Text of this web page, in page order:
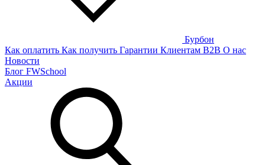
Бурбон
Как оплатить Как получить Гарантии Клиентам B2B О нас
Новости
Блог FWSchool
Акции